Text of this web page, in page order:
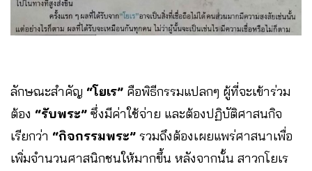
ลักษณะสำคัญ “โยเร” คือพิธีกรรมแปลกๆ ผู้ที่จะเข้าร่วม
ต้อง “รับพระ” ซึ่งมีค่าใช้จ่าย และต้องปฏิบัติศาสนกิจ
เรียกว่า “กิจกรรมพระ” รวมถึงต้องเผยแพร่ศาสนาเพื่อ
เพิ่มจำนวนศาสนิกชนให้มากขึ้น หลังจากนั้น สาวกโยเร